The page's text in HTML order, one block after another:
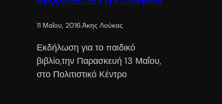
11 Μαΐου, 2016.Άκης Λούκας
Εκδήλωση για το παιδικό
βιβλίο,την Παρασκευή 13 Μαΐου,
στο Πολιτιστικό Κέντρο